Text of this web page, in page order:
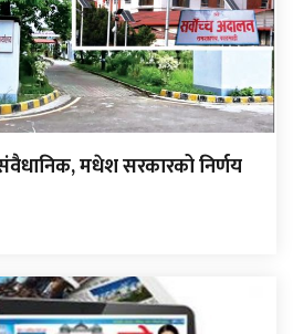
मधेश सरकारको निर्णय